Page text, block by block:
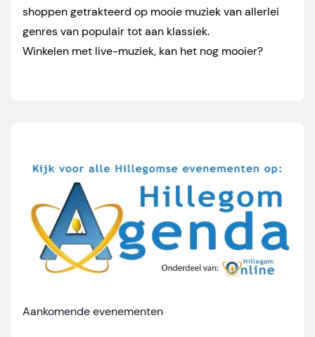
shoppen getrakteerd op mooie muziek van allerlei
genres van populair tot aan klassiek.
Winkelen met live-muziek, kan het nog mooier?
Aankomende evenementen